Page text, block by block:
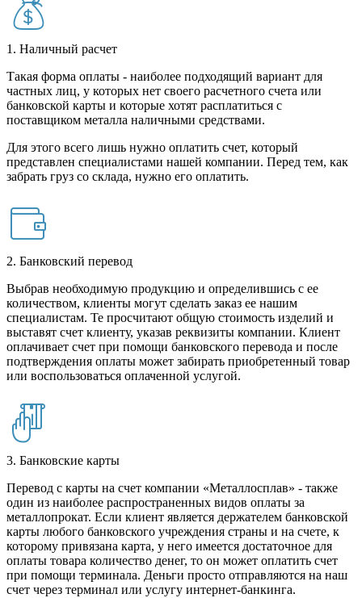
1. Наличный расчет
Такая форма оплаты - наиболее подходящий вариант для
частных лиц, у которых нет своего расчетного счета или
банковской карты и которые хотят расплатиться с
поставщиком металла наличными средствами.
Для этого всего лишь нужно оплатить счет, который
представлен специалистами нашей компании. Перед тем, как
забрать груз со склада, нужно его оплатить.
2. Банковский перевод
Выбрав необходимую продукцию и определившись с ее
количеством, клиенты могут сделать заказ ее нашим
специалистам. Те просчитают общую стоимость изделий и
выставят счет клиенту, указав реквизиты компании. Клиент
оплачивает счет при помощи банковского перевода и после
подтверждения оплаты может забирать приобретенный товар
или воспользоваться оплаченной услугой.
3. Банковские карты
Перевод с карты на счет компании «Металлосплав» - также
один из наиболее распространенных видов оплаты за
металлопрокат. Если клиент является держателем банковской
карты любого банковского учреждения страны и на счете, к
которому привязана карта, у него имеется достаточное для
оплаты товара количество денег, то он может оплатить счет
при помощи терминала. Деньги просто отправляются на наш
счет через терминал или услугу интернет-банкинга.